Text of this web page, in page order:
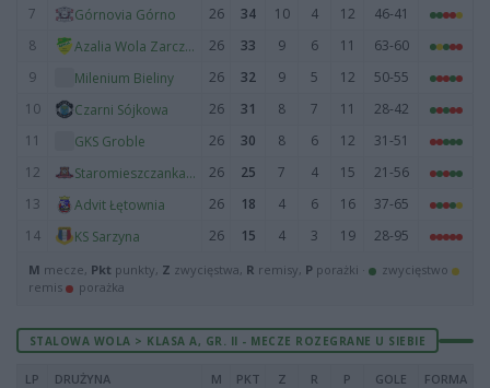
7
Górnovia Górno 26 34 10 4 12
46-41
8
Azalia Wola Zarczycka 26 33 9 6 11
63-60
9
Milenium Bieliny 26 32 9 5 12
50-55
10
Czarni Sójkowa 26 31 8 7 11
28-42
11
GKS Groble 26 30 8 6 12
31-51
12
Staromieszczanka Stare Miasto 26 25 7 4 15
21-56
13
Advit Łętownia 26 18 4 6 16
37-65
14
KS Sarzyna 26 15 4 3 19 28-95
M mecze, Pkt punkty, Z zwycięstwa, R remisy, P porażki ·
zwycięstwo
remis
porażka
STALOWA WOLA > KLASA A, GR. II - MECZE ROZEGRANE U SIEBIE
LP DRUŻYNA M PKT Z R P GOLE FORMA